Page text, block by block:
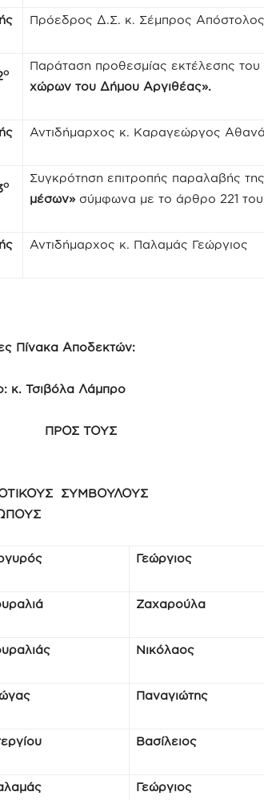
Πρόεδρος Δ.Σ. κ. Σέμπρος Απόστολος
ο
Παράταση προθεσμίας εκτέλεσης του
χώρων του Δήμου Αργιθέας».
Αντιδήμαρχος κ. Καραγεώργος
ο
Συγκρότηση επιτροπής παραλαβής
μέσων» σύμφωνα με το άρθρο 221
Αντιδήμαρχος κ. Παλαμάς Γεώργιος
Πίνακα Αποδεκτών:
κ. Τσιβόλα Λάμπρο
ΤΟΥΣ
ΣΥΜΒΟΥΛΟΥΣ
Γεώργιος
Ζαχαρούλα
Νικόλαος
Παναγιώτης
Βασίλειος
Γεώργιος